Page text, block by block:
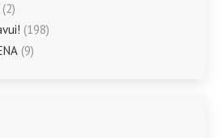
(2)
(198)
(9)